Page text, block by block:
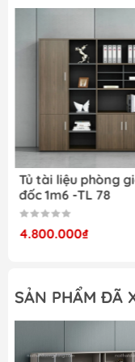
Khoang
xuyên sử
Hệ ngăn
trữ hồ sơ
và riêng tư.
Khoang tủ
chứa đồ,
nhiều tài
Cách phân chia
gian làm việc.
Tủ phòng
3. Chất
Tủ tài liệu phòng
đốc 1m6 -TL 78
4.800.000₫
SẢN PHẨM ĐÃ